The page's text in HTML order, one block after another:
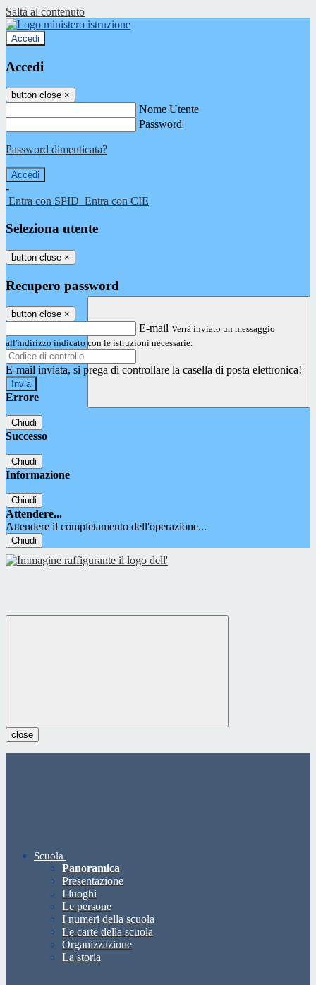
Salta al contenuto
Accedi
Accedi
button close ×
Nome Utente
Password
Password dimenticata?
-
Entra con SPID Entra con CIE
Seleziona utente
button close ×
Recupero password
button close ×
E-mail Verrà inviato un messaggio
all'indirizzo indicato con le istruzioni necessarie.
E-mail inviata, si prega di controllare la casella di posta elettronica!
Errore
Chiudi
Successo
Chiudi
Informazione
Chiudi
Attendere...
Attendere il completamento dell'operazione...
Chiudi
close
Scuola
Panoramica
Presentazione
I luoghi
Le persone
I numeri della scuola
Le carte della scuola
Organizzazione
La storia